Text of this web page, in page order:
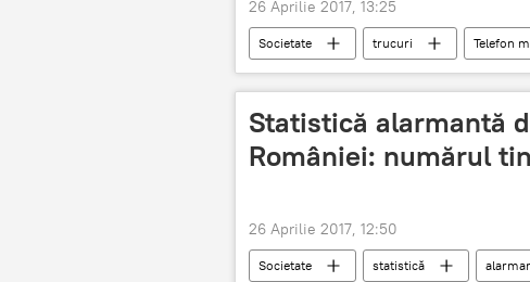
26 Aprilie 2017, 13:25
Societate trucuri Telefon
Statistică alarmantă
României: numărul
26 Aprilie 2017, 12:50
Societate statistică